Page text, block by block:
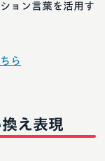
ョン言葉を活用す
ら
え表現